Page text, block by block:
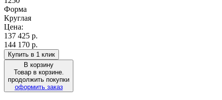
Форма
Круглая
Цена:
137 425 р.
144 170 р.
Купить в 1 клик
В корзину
Товар в корзине.
продолжить покупки
оформить заказ